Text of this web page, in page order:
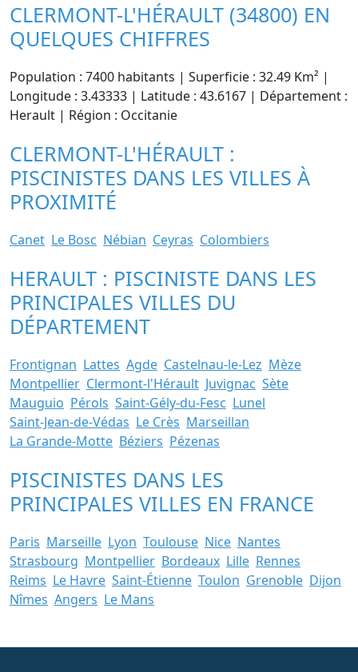
CLERMONT-L'HÉRAULT (34800) EN
QUELQUES CHIFFRES
Population : 7400 habitants | Superficie : 32.49 Km² |
Longitude : 3.43333 | Latitude : 43.6167 | Département :
Herault | Région : Occitanie
CLERMONT-L'HÉRAULT :
PISCINISTES DANS LES VILLES À
PROXIMITÉ
Canet Le Bosc Nébian Ceyras Colombiers
HERAULT : PISCINISTE DANS LES
PRINCIPALES VILLES DU
DÉPARTEMENT
Frontignan Lattes Agde Castelnau-le-Lez Mèze
Montpellier Clermont-l'Hérault Juvignac Sète
Mauguio Pérols Saint-Gély-du-Fesc Lunel
Saint-Jean-de-Védas Le Crès Marseillan
La Grande-Motte Béziers Pézenas
PISCINISTES DANS LES
PRINCIPALES VILLES EN FRANCE
Paris Marseille Lyon Toulouse Nice Nantes
Strasbourg Montpellier Bordeaux Lille Rennes
Reims Le Havre Saint-Étienne Toulon Grenoble Dijon
Nîmes Angers Le Mans